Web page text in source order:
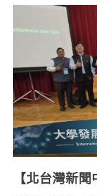
on
【北台灣新聞